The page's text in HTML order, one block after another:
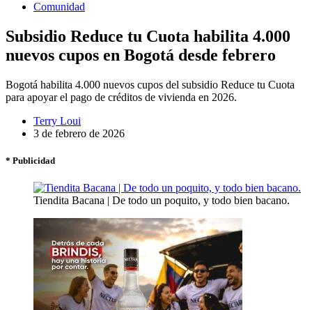
Comunidad
Subsidio Reduce tu Cuota habilita 4.000
nuevos cupos en Bogotá desde febrero
Bogotá habilita 4.000 nuevos cupos del subsidio Reduce tu Cuota
para apoyar el pago de créditos de vivienda en 2026.
Terry Loui
3 de febrero de 2026
* Publicidad
Tiendita Bacana | De todo un poquito, y todo bien bacano.